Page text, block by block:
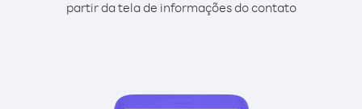
partir da tela de informações do contato